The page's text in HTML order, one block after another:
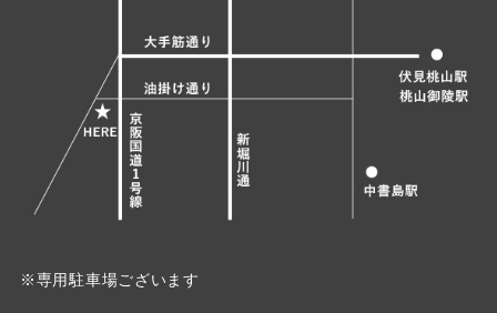
※専用駐車場ございます